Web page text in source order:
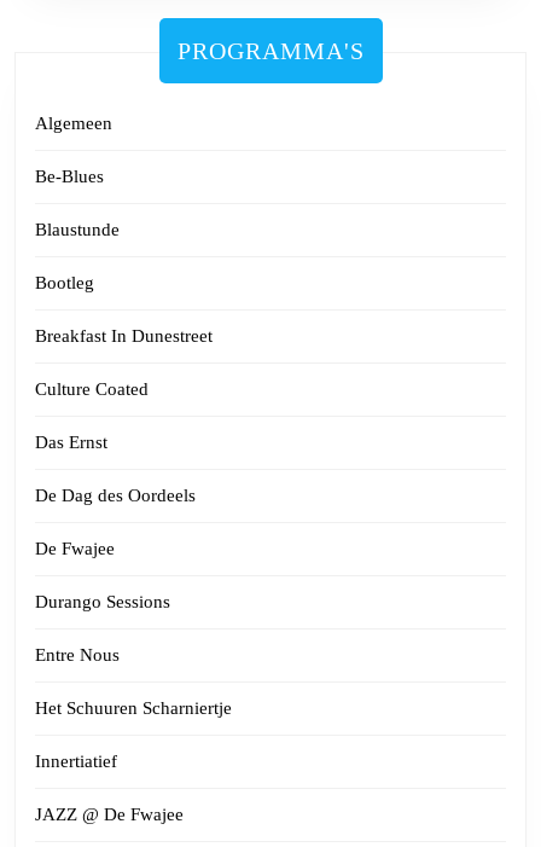
PROGRAMMA'S
Algemeen
Be-Blues
Blaustunde
Bootleg
Breakfast In Dunestreet
Culture Coated
Das Ernst
De Dag des Oordeels
De Fwajee
Durango Sessions
Entre Nous
Het Schuuren Scharniertje
Innertiatief
JAZZ @ De Fwajee